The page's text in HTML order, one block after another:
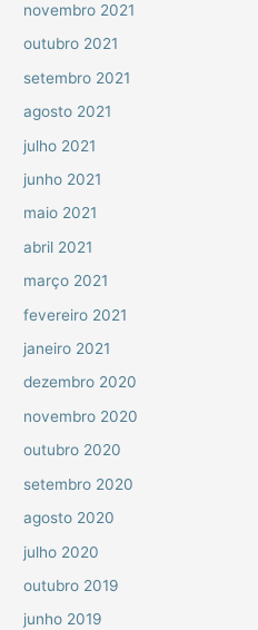
novembro 2021
outubro 2021
setembro 2021
agosto 2021
julho 2021
junho 2021
maio 2021
abril 2021
março 2021
fevereiro 2021
janeiro 2021
dezembro 2020
novembro 2020
outubro 2020
setembro 2020
agosto 2020
julho 2020
outubro 2019
junho 2019